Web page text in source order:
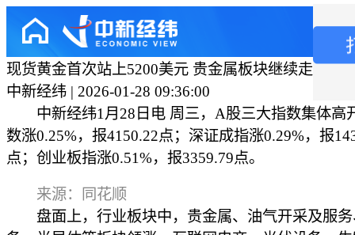
现货黄金首次站上5200美元 贵金属板块继续走强
中新经纬 | 2026-01-28 09:36:00
中新经纬1月28日电 周三，A股三大指数集体高
数涨0.25%，报4150.22点；深证成指涨0.29%，报
点；创业板指涨0.51%，报3359.79点。
来源：同花顺
盘面上，行业板块中，贵金属、油气开采及服务